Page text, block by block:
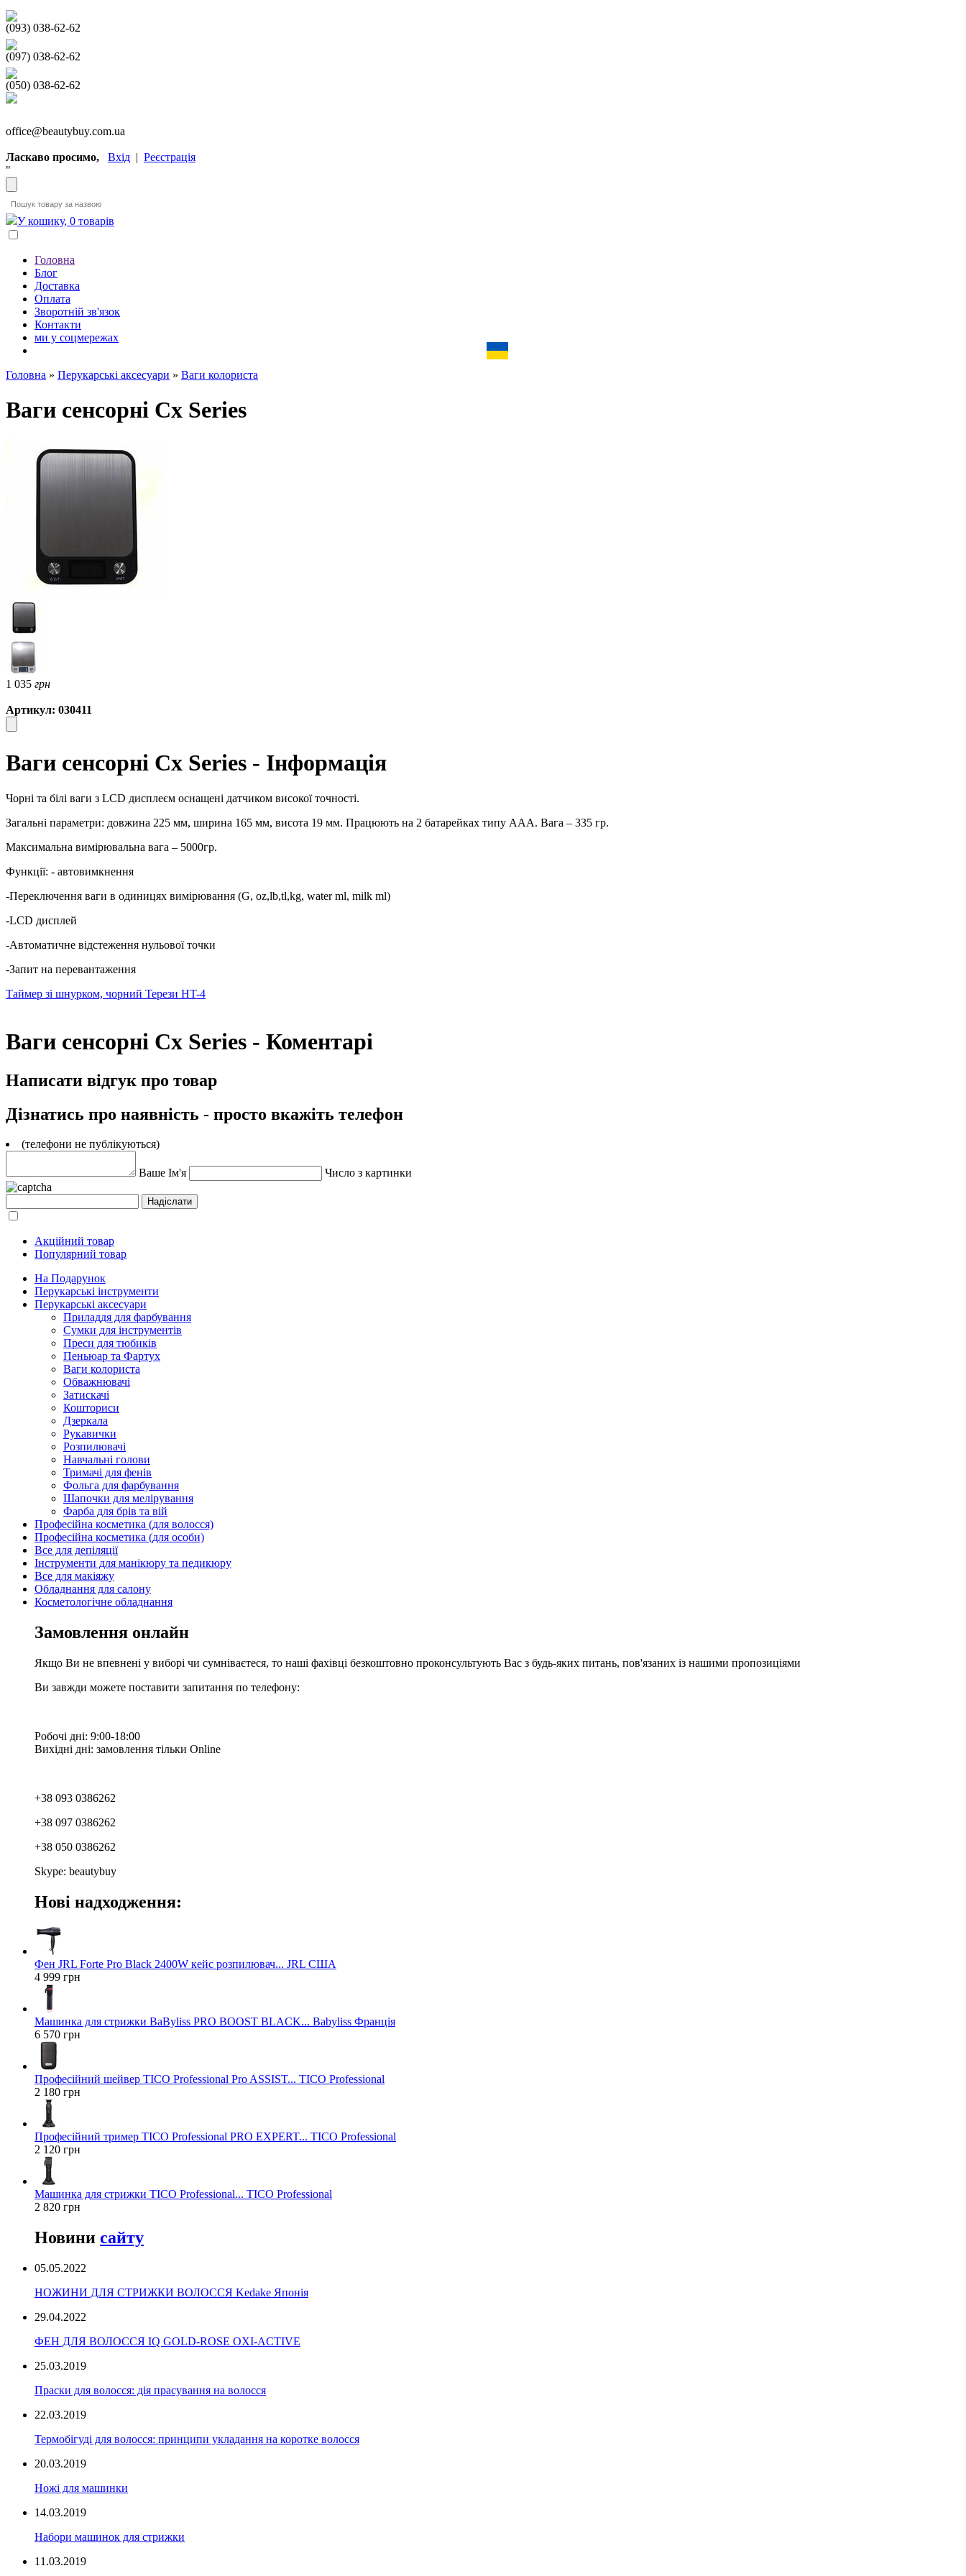
(093) 038-62-62
(097) 038-62-62
(050) 038-62-62
office@beautybuy.com.ua
Ласкаво просимо, Вхід | Реєстрація
"
У кошику, 0 товарів
Головна
Блог
Доставка
Оплата
Зворотній зв'язок
Контакти
ми у соцмережах
Головна » Перукарські аксесуари » Ваги колориста
Ваги сенсорні Сx Series
1 035 грн
Артикул: 030411
Ваги сенсорні Сx Series - Інформація
Чорні та білі ваги з LCD дисплеєм оснащені датчиком високої точності.
Загальні параметри: довжина 225 мм, ширина 165 мм, висота 19 мм. Працюють на 2 батарейках типу ААА. Вага – 335 гр.
Максимальна вимірювальна вага – 5000гр.
Функції: - автовимкнення
-Переключення ваги в одиницях вимірювання (G, oz,lb,tl,kg, water ml, milk ml)
-LCD дисплей
-Автоматичне відстеження нульової точки
-Запит на перевантаження
Таймер зі шнурком, чорний Терези HT-4
Ваги сенсорні Сx Series - Коментарі
Написати відгук про товар
Дізнатись про наявність - просто вкажіть телефон
(телефони не публікуються)
Ваше Ім'я Число з картинки
Акційний товар
Популярний товар
На Подарунок
Перукарські інструменти
Перукарські аксесуари
Приладдя для фарбування
Сумки для інструментів
Преси для тюбиків
Пеньюар та Фартух
Ваги колориста
Обважнювачі
Затискачі
Кошториси
Дзеркала
Рукавички
Розпилювачі
Навчальні голови
Тримачі для фенів
Фольга для фарбування
Шапочки для мелірування
Фарба для брів та вій
Професійна косметика (для волосся)
Професійна косметика (для особи)
Все для депіляції
Інструменти для манікюру та педикюру
Все для макіяжу
Обладнання для салону
Косметологічне обладнання
Замовлення онлайн
Якщо Ви не впевнені у виборі чи сумніваєтеся, то наші фахівці безкоштовно проконсультують Вас з будь-яких питань, пов'язаних із нашими пропозиціями
Ви завжди можете поставити запитання по телефону:
Робочі дні: 9:00-18:00
Вихідні дні: замовлення тільки Online
+38 093 0386262
+38 097 0386262
+38 050 0386262
Skype: beautybuy
Нові надходження:
Фен JRL Forte Pro Black 2400W кейс розпилювач... JRL США
4 999 грн
Машинка для стрижки BaByliss PRO BOOST BLACK... Babyliss Франція
6 570 грн
Професійний шейвер TICO Professional Pro ASSIST... TICO Professional
2 180 грн
Професійний тример TICO Professional PRO EXPERT... TICO Professional
2 120 грн
Машинка для стрижки TICO Professional... TICO Professional
2 820 грн
Новини сайту
05.05.2022
НОЖИНИ ДЛЯ СТРИЖКИ ВОЛОССЯ Kedake Японія
29.04.2022
ФЕН ДЛЯ ВОЛОССЯ IQ GOLD-ROSE OXI-ACTIVE
25.03.2019
Праски для волосся: дія прасування на волосся
22.03.2019
Термобігуді для волосся: принципи укладання на коротке волосся
20.03.2019
Ножі для машинки
14.03.2019
Набори машинок для стрижки
11.03.2019